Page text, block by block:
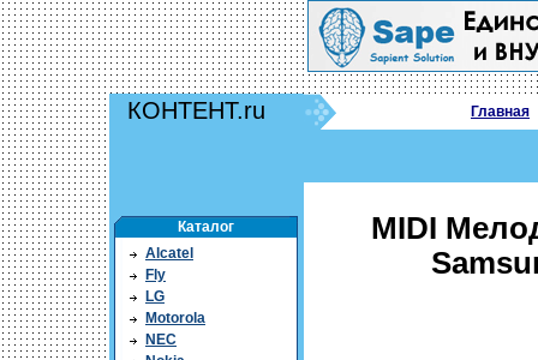
КОНТЕНТ.ru Главная
Каталог
Alcatel
Fly
LG
Motorola
NEC
MIDI